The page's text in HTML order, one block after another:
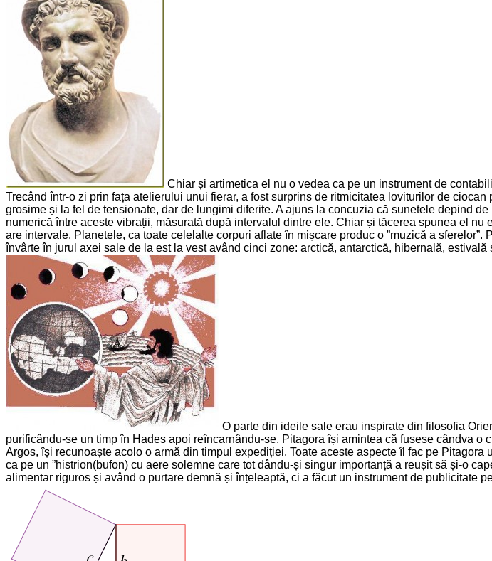
Chiar și artimetica el nu o vedea ca pe un instrument de
Trecând într-o zi prin fața atelierului unui fierar, a fost surprins de ritmicitatea loviturilor de
grosime și la fel de tensionate, dar de lungimi diferite. A ajuns la concuzia că sunetele depind
numerică între aceste vibrații, măsurată după intervalul dintre ele. Chiar și tăcerea spunea el
are intervale. Planetele, ca toate celelalte corpuri aflate în mișcare produc o ”muzică a
învârte în jurul axei sale de la est la vest având cinci zone: arctică, antarctică, hibernală,
O parte din ideile sale erau inspirate din filosofia
purificându-se un timp în Hades apoi reîncarnându-se. Pitagora își amintea că fusese cândva
Argos, își recunoaște acolo o armă din timpul expediției. Toate aceste aspecte îl fac pe
ca pe un ”histrion(bufon) cu aere solemne care tot dându-și singur importanță a reușit să și-o
alimentar riguros și având o purtare demnă și înțeleaptă, ci a făcut un instrument de publicitate